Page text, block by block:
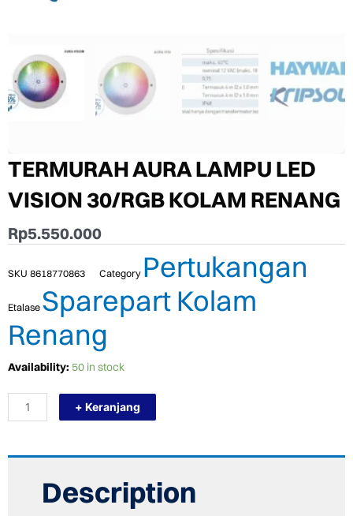
TERMURAH AURA LAMPU LED
VISION 30/RGB KOLAM RENANG
Rp5.550.000
SKU 8618770863 Category Pertukangan
Etalase Sparepart Kolam
Renang
Availability: 50 in stock
TERMURAH
LAMPU
LED
VISION
quantity
+ Keranjang
Description